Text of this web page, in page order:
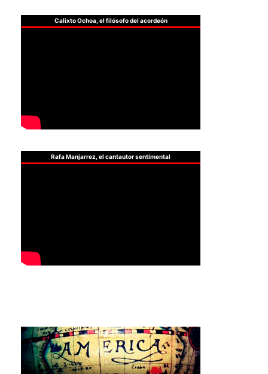
Calixto Ochoa, el filósofo del acordeón
Rafa Manjarrez, el cantautor sentimental